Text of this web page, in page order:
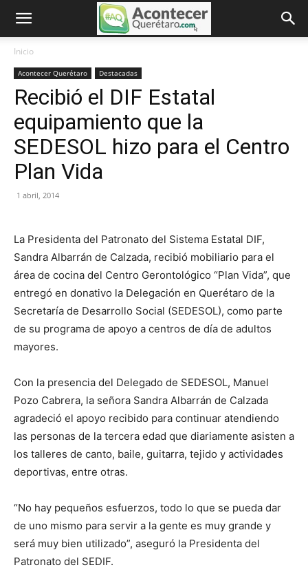
Inicio
Acontecer Querétaro Destacadas
Recibió el DIF Estatal
equipamiento que la
SEDESOL hizo para el Centro
Plan Vida
1 abril, 2014
La Presidenta del Patronato del Sistema Estatal DIF,
Sandra Albarrán de Calzada, recibió mobiliario para el
área de cocina del Centro Gerontológico “Plan Vida”, que
entregó en donativo la Delegación en Querétaro de la
Secretaría de Desarrollo Social (SEDESOL), como parte
de su programa de apoyo a centros de día de adultos
mayores.
Con la presencia del Delegado de SEDESOL, Manuel
Pozo Cabrera, la señora Sandra Albarrán de Calzada
agradeció el apoyo recibido para continuar atendiendo
las personas de la tercera edad que diariamente asisten a
los talleres de canto, baile, guitarra, tejido y actividades
deportivas, entre otras.
“No hay pequeños esfuerzos, todo lo que se pueda dar
de uno mismo para servir a la gente es muy grande y
será muy bien utilizado”, aseguró la Presidenta del
Patronato del SEDIF.